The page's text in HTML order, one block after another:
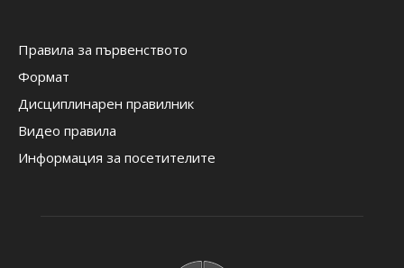
Правила за първенството
Формат
Дисциплинарен правилник
Видео правила
Информация за посетителите